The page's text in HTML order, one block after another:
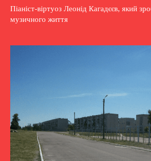
Піаніст-віртуоз Леонід Кагадєєв, який
музичного життя